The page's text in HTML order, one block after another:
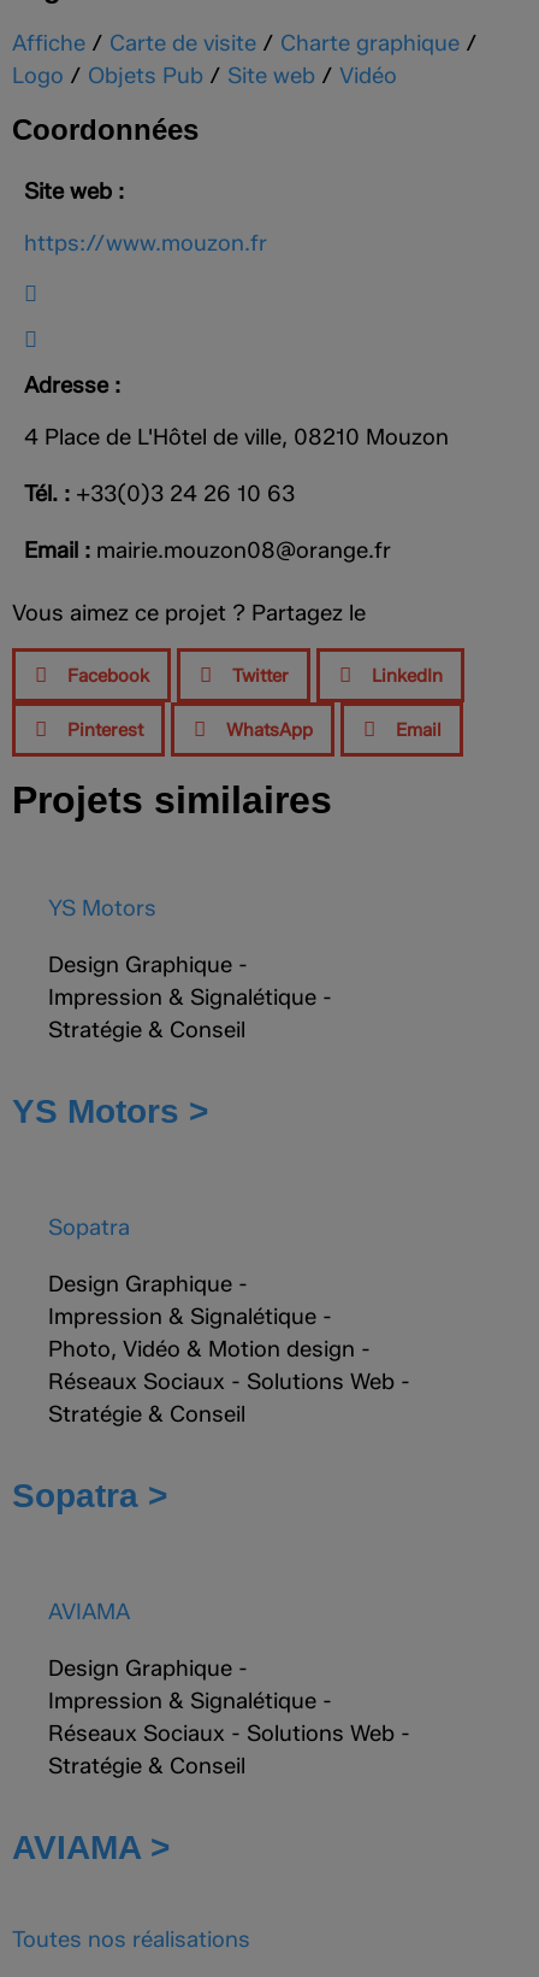
Affiche / Carte de visite / Charte graphique /
Logo / Objets Pub / Site web / Vidéo
Coordonnées
Site web :
https://www.mouzon.fr
Adresse :
4 Place de L'Hôtel de ville, 08210 Mouzon
Tél. : +33(0)3 24 26 10 63
Email : mairie.mouzon08@o­­­­­­­­­­­­­­­­­­­­­­­­­­­­­­­range.fr
Vous aimez ce projet ? Partagez le
Facebook Twitter LinkedIn
Pinterest WhatsApp Email
Projets similaires
YS Motors
Design Graphique -
Impression & Signalétique -
Stratégie & Conseil
YS Motors >
Sopatra
Design Graphique -
Impression & Signalétique -
Photo, Vidéo & Motion design -
Réseaux Sociaux - Solutions Web -
Stratégie & Conseil
Sopatra >
AVIAMA
Design Graphique -
Impression & Signalétique -
Réseaux Sociaux - Solutions Web -
Stratégie & Conseil
AVIAMA >
Toutes nos réalisations